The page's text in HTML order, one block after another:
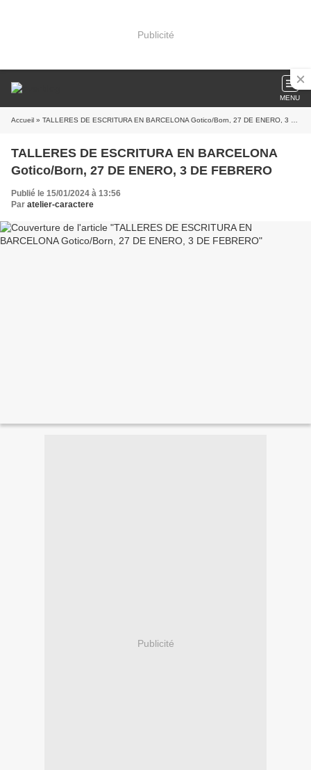
Publicité
MENU
Accueil » TALLERES DE ESCRITURA EN BARCELONA Gotico/Born, 27 DE ENERO, 3 DE FEBRERO
TALLERES DE ESCRITURA EN BARCELONA
Gotico/Born, 27 DE ENERO, 3 DE FEBRERO
Publié le 15/01/2024 à 13:56
Par atelier-caractere
Publicité